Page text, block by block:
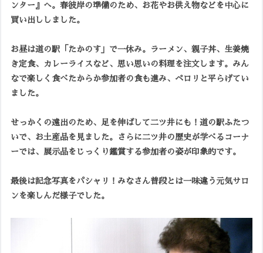
ンター』へ。春彼岸の準備のため、お花やお供え物などを中心に
買い出ししました。
お昼は道の駅「たかのす」で一休み。ラーメン、親子丼、生姜焼
き定食、カレーライスなど、思い思いの料理を注文します。みん
なで楽しく食べたからか参加者の食も進み、ペロリと平らげてい
ました。
せっかくの遠出のため、足を伸ばして二ツ井にも！道の駅ふたつ
いで、お土産品を見ました。さらに二ツ井の歴史が学べるコーナ
ーでは、展示品をじっくり鑑賞する参加者の姿が印象的です。
最後は記念写真をパシャリ！みなさん普段とは一味違う元気サロ
ンを楽しんだ様子でした。